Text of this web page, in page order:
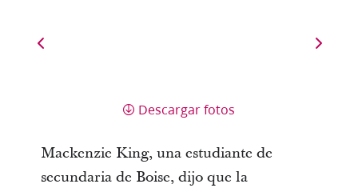
Descargar fotos
Mackenzie King, una estudiante de
secundaria de Boise, dijo que la